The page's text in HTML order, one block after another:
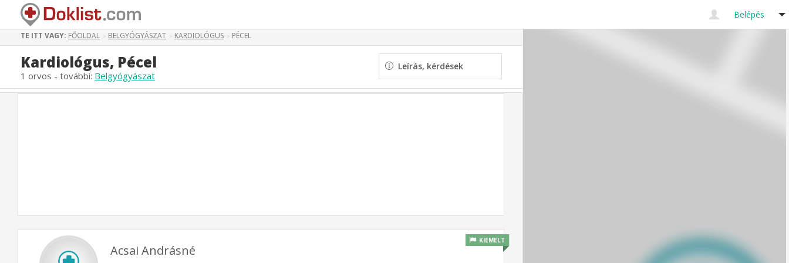
Belépés
TE ITT VAGY: FŐOLDAL > BELGYÓGYÁSZAT > KARDIOLÓGUS > PÉCEL
Kardiológus, Pécel
1 orvos - további: Belgyógyászat
Leírás, kérdések
KIEMELT
Acsai Andrásné